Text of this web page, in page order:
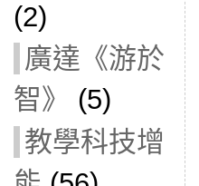
(2)
廣達《游於
智》
(5)
教學科技增